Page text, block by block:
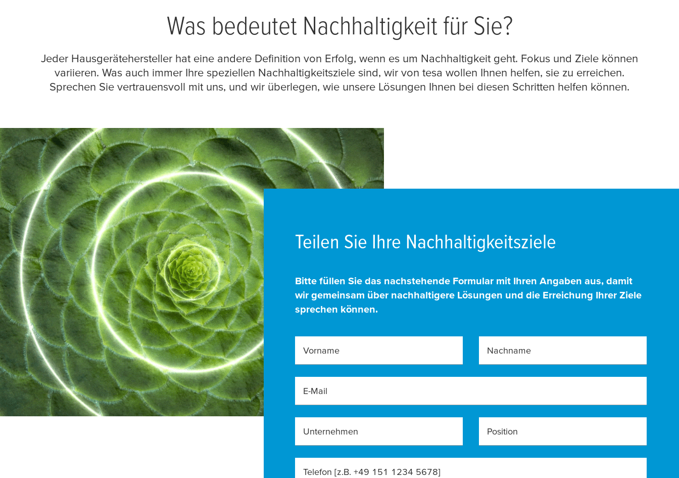
Was bedeutet Nachhaltigkeit für Sie?
Jeder Hausgerätehersteller hat eine andere Definition von Erfolg, wenn es um Nachhaltigkeit geht. Fokus und Ziele können
variieren. Was auch immer Ihre speziellen Nachhaltigkeitsziele sind, wir von tesa wollen Ihnen helfen, sie zu erreichen.
Sprechen Sie vertrauensvoll mit uns, und wir überlegen, wie unsere Lösungen Ihnen bei diesen Schritten helfen können.
Teilen Sie Ihre Nachhaltigkeitsziele
Bitte füllen Sie das nachstehende Formular mit Ihren Angaben aus, damit
wir gemeinsam über nachhaltigere Lösungen und die Erreichung Ihrer Ziele
sprechen können.
Vorname Nachname
E-Mail
Unternehmen Position
Telefon [z.B. +49 151 1234 5678]